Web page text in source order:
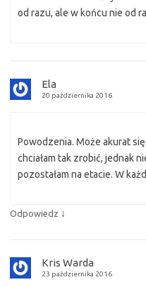
od razu, ale w końcu nie od
Ela
20 października 2016
Powodzenia. Może akurat
chciałam tak zrobić, jednak
pozostałam na etacie. W
Odpowiedz ↓
Kris Warda
23 października 2016